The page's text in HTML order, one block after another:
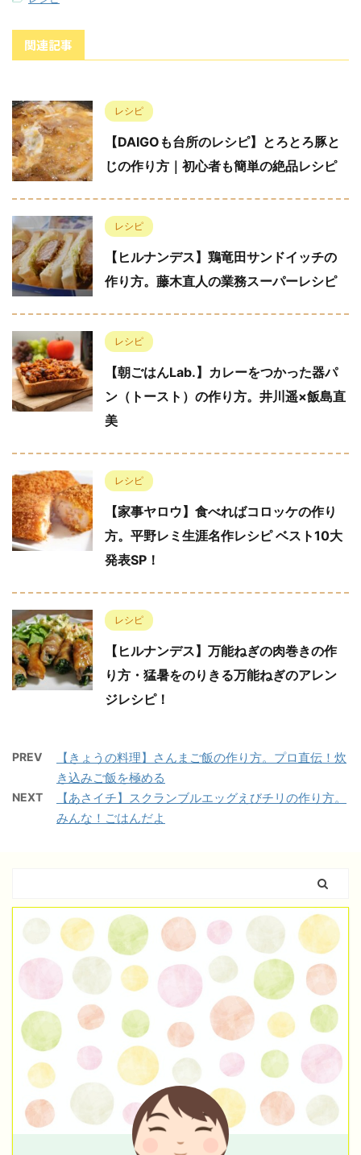
関連記事
レシピ
【DAIGOも台所のレシピ】とろとろ豚と
じの作り方｜初心者も簡単の絶品レシピ
レシピ
【ヒルナンデス】鶏竜田サンドイッチの
作り方。藤木直人の業務スーパーレシピ
レシピ
【朝ごはんLab.】カレーをつかった器パ
ン（トースト）の作り方。井川遥×飯島直
美
レシピ
【家事ヤロウ】食べればコロッケの作り
方。平野レミ生涯名作レシピ ベスト10大
発表SP！
レシピ
【ヒルナンデス】万能ねぎの肉巻きの作
り方・猛暑をのりきる万能ねぎのアレン
ジレシピ！
PREV
【きょうの料理】さんまご飯の作り方。プロ直伝！炊
き込みご飯を極める
NEXT
【あさイチ】スクランブルエッグえびチリの作り方。
みんな！ごはんだよ